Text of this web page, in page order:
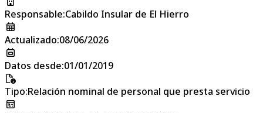
Responsable:Cabildo Insular de El Hierro
Actualizado:08/06/2026
Datos desde:01/01/2019
Tipo:Relación nominal de personal que presta servicio